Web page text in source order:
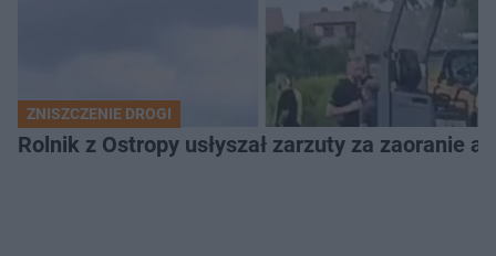
ZNISZCZENIE DROGI
Rolnik z Ostropy usłyszał zarzuty za zaoranie